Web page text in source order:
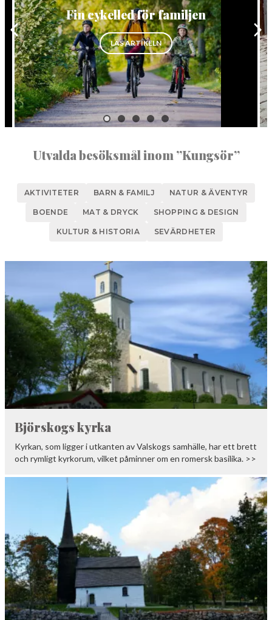
NORBERG
SALA
SKINNSKATTEBERG
SURAHAMMAR
VÄSTERÅS
Sök
BAKVERK OCH PRALINER”
Fin cykelled för familjen
LÄS ARTIKELN”FIN CYKELLED FÖR FAMILJEN”
Utvalda besöksmål inom ”Kungsör”
AKTIVITETER BARN & FAMILJ NATUR & ÄVENTYR
BOENDE MAT & DRYCK SHOPPING & DESIGN
KULTUR & HISTORIA SEVÄRDHETER
Björskogs kyrka
Kyrkan, som ligger i utkanten av Valskogs samhälle, har ett brett
och rymligt kyrkorum, vilket påminner om en romersk basilika. >>